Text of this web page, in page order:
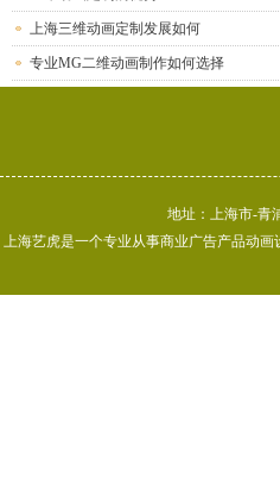
上海三维动画定制发展如何
专业MG二维动画制作如何选择
地址：上海市-青
上海艺虎是一个专业从事商业广告产品动